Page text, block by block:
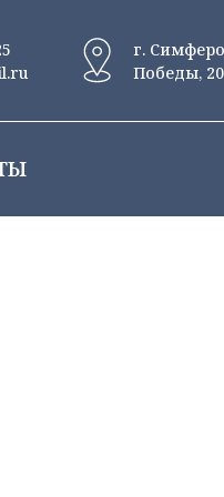
г.
Победы,